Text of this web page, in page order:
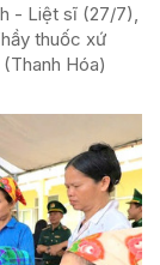
- Liệt sĩ (27/7),
thuốc xứ
Hóa)